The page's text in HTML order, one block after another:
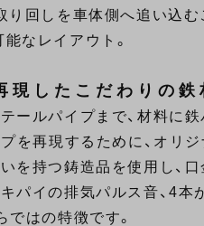
り回しを車体側へ追い込む
なレイアウト。
現したこだわりの鉄
ールパイプまで、材料に
を再現するために、オリ
を持つ鋳造品を使用し、
パイの排気パルス音、4本
ではの特徴です。